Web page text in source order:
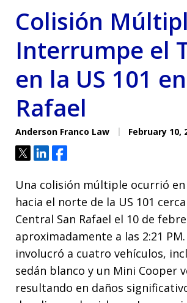
Colisión
Interrumpe el
en la US 101
Rafael
Anderson Franco Law February 10,
TweetShareShare
Una colisión múltiple ocurrió
hacia el norte de la US 101
Central San Rafael el 10 de
aproximadamente a las 2:21
involucró a cuatro vehículos,
sedán blanco y un Mini Cooper
resultando en daños